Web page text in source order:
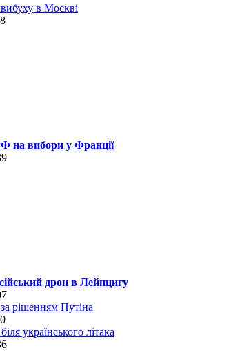
в Москві
на вибори у Франції
дрон в Лейпцигу
рішенням Путіна
українського літака